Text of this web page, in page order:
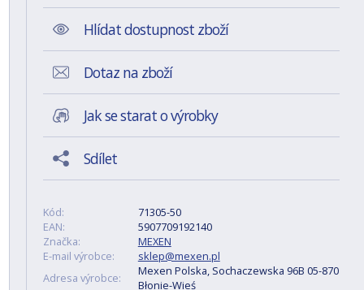
Hlídat dostupnost zboží
Dotaz na zboží
Jak se starat o výrobky
Sdílet
Kód:
71305-50
EAN:
5907709192140
Značka:
MEXEN
E-mail výrobce:
sklep@mexen.pl
Adresa výrobce:
Mexen Polska, Sochaczewska 96B 05-870
Błonie-Wieś